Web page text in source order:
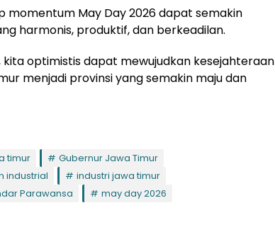
momentum May Day 2026 dapat semakin
harmonis, produktif, dan berkeadilan.
kita optimistis dapat mewujudkan kesejahteraan
menjadi provinsi yang semakin maju dan
timur
Gubernur Jawa Timur
industrial
industri jawa timur
Parawansa
may day 2026